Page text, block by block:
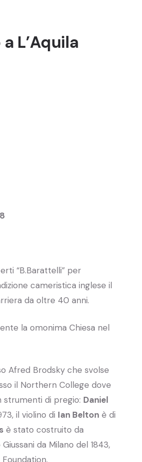
L’Aquila
“B.Barattelli” per
cameristica inglese il
da oltre 40 anni.
la omonima Chiesa nel
Afred Brodsky che svolse
il Northern College dove
strumenti di pregio: Daniel
il violino di Ian Belton è di
è stato costruito da
da Milano del 1843,